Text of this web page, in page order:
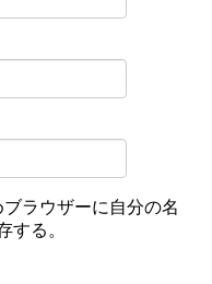
ラウザーに自分の名
する。